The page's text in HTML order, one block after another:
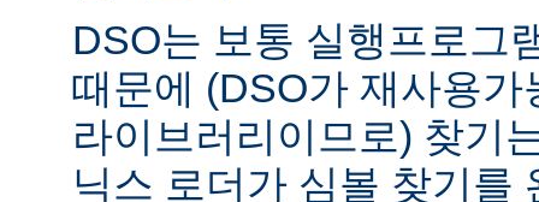
DSO는 보통 실행프로그
때문에 (DSO가 재사용
라이브러리이므로) 찾기
닉스 로더가 심볼 찾기를